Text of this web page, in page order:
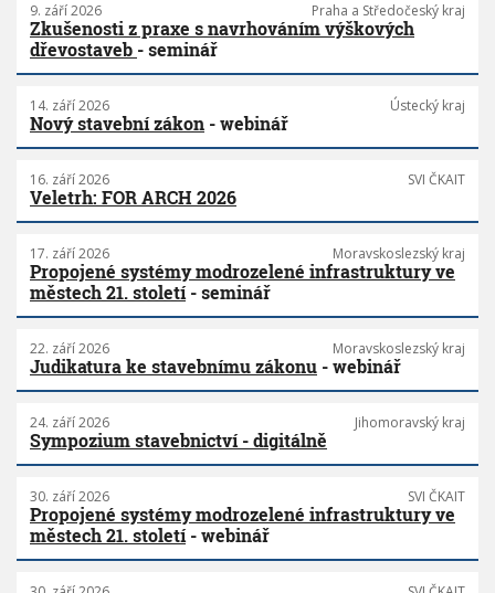
9. září 2026 Praha a Středočeský kraj
Zkušenosti z praxe s navrhováním výškových
dřevostaveb - seminář
14. září 2026 Ústecký kraj
Nový stavební zákon - webinář
16. září 2026 SVI ČKAIT
Veletrh: FOR ARCH 2026
17. září 2026 Moravskoslezský kraj
Propojené systémy modrozelené infrastruktury ve
městech 21. století- seminář
22. září 2026 Moravskoslezský kraj
Judikatura ke stavebnímu zákonu - webinář
24. září 2026 Jihomoravský kraj
Sympozium stavebnictví - digitálně
30. září 2026 SVI ČKAIT
Propojené systémy modrozelené infrastruktury ve
městech 21. století- webinář